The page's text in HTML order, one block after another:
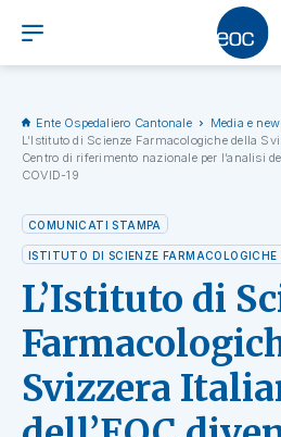
Ente Ospedaliero Cantonale Media e
L’Istituto di Scienze Farmacologiche della
Centro di riferimento nazionale per l’analisi
COVID-19
COMUNICATI STAMPA
ISTITUTO DI SCIENZE
L’Istituto di
Svizzera